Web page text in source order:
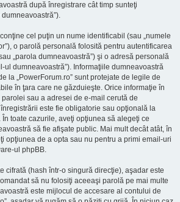
după înregistrare cât timp sunteţi
cel puţin un nume identificabil (sau „numele
o parolă personală folosită pentru autentificarea
„parola dumneavoastră”) şi o adresă personală
ul dumneavoastră”). Informaţiile dumneavoastră
la „PowerForum.ro” sunt protejate de legile de
în ţara care ne găzduieşte. Orice informaţie în
sau a adresei de e-mail cerută de
înregistrării este fie obligatorie sau opţională la
În toate cazurile, aveţi opţiunea să alegeţi ce
să fie afişate public. Mai mult decât atât, în
opţiunea de a opta sau nu pentru a primi email-uri
ul phpBB.
cifrată (hash într-o singură direcţie), aşadar este
să nu folosiţi aceeaşi parolă pe mai multe
este mijlocul de accesare al contului de